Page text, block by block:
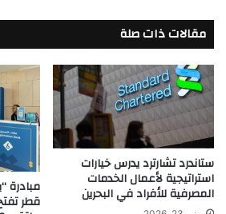
فبراير
مقالات ذات صلة
ستاندرد تشارترد يدرس خيارات
استراتيجية لأعمال الخدمات
المصرفية للأفراد في البحرين مبادرة
قطر